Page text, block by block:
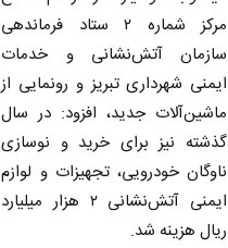
مرکز شماره ۲ ستاد فرماندهی
سازمان آتش‌نشانی و خدمات
ایمنی شهرداری تبریز و رونمایی از
ماشین‌آلات جدید، افزود: در سال
گذشته نیز برای خرید و نوسازی
ناوگان خودرویی، تجهیزات و لوازم
ایمنی آتش‌نشانی ۲ هزار میلیارد
ریال هزینه شد.